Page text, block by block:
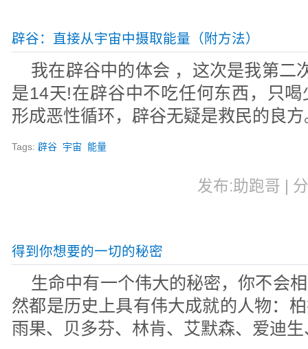
辟谷：直接从宇宙中摄取能量（附方法）
我在辟谷中的体会 ，这次是我第二
是14天!在辟谷中不吃任何东西，只
形成恶性循环，辟谷无疑是救民的良方
Tags:辟谷 宇宙 能量
发布:助跑哥 |
得到你想要的一切的秘密
生命中有一个伟大的秘密，你不会
然都是历史上具有伟大成就的人物：
雨果、贝多芬、林肯、艾默森、爱迪